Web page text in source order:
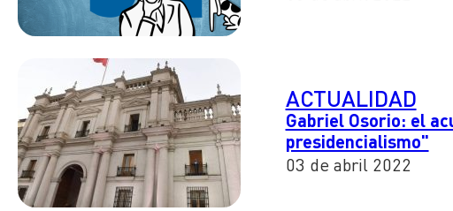
ACTUALIDAD
Gabriel Osorio: el
presidencialismo"
03 de abril 2022